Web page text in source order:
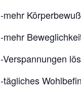
-mehr
-mehr
-Verspannungen
-tägliches